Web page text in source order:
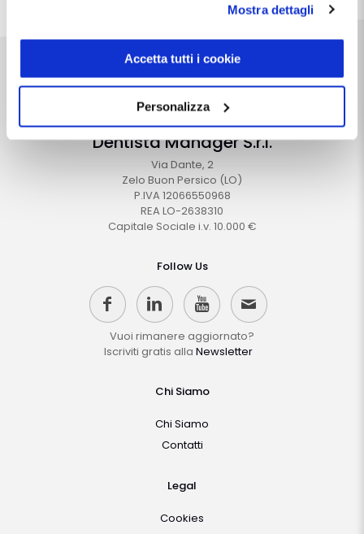
indirizzo:dentistamanager.it/contatti-dentista-
Chiudendo questo banner tramite apposita X in alto a
Mostra dettagli
Accetta tutti i cookie
Personalizza
Dentista Manager S.r.l.
Via Dante, 2
Zelo Buon Persico (LO)
P.IVA 12066550968
REA LO-2638310
Capitale Sociale i.v. 10.000 €
Follow Us
Vuoi rimanere aggiornato?
Iscriviti gratis alla Newsletter
Chi Siamo
Chi Siamo
Contatti
Legal
Cookies